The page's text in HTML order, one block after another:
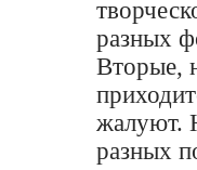
разных
Вторые,
жалуют.
разных